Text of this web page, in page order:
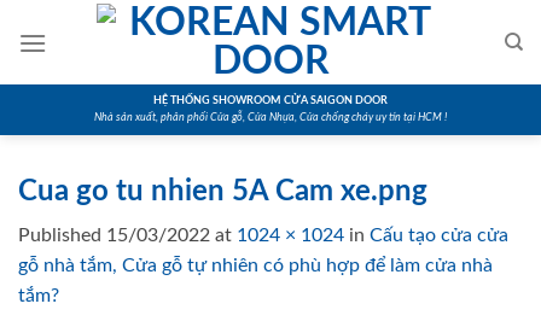
HỆ THỐNG SHOWROOM CỬA SAIGON DOOR
Nhà sản xuất, phân phối Cửa gỗ, Cửa Nhựa, Cửa chống cháy uy tín tại HCM !
Cua go tu nhien 5A Cam xe.png
Published 15/03/2022 at 1024 × 1024 in Cấu tạo cửa cửa
gỗ nhà tắm, Cửa gỗ tự nhiên có phù hợp để làm cửa nhà
tắm?